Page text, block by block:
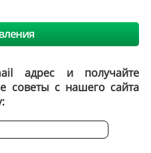
адрес и получайте
советы с нашего сайта